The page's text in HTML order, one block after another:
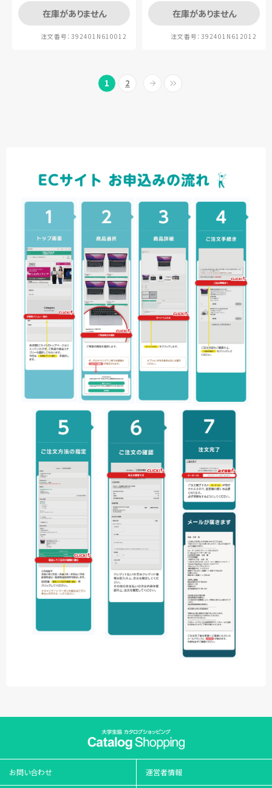
在庫がありません
注文番号：392401N610012
在庫がありません
注文番号：392401N612012
1 2
お問い合わせ 運営者情報